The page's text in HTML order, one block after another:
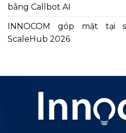
bằng Callbot AI
INNOCOM góp mặt tại
ScaleHub 2026